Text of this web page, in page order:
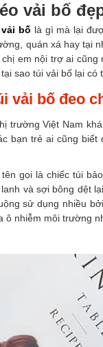
vải bố
bố là gì mà lại
quán xá hay tại
em nội trợ ai
sao túi vải bố lại có
vải bố đeo
trường Việt Nam
bạn trẻ ai cũng
gọi là chiếc túi
và sợi bông dệt
sử dụng nhiều
ô nhiễm môi trường